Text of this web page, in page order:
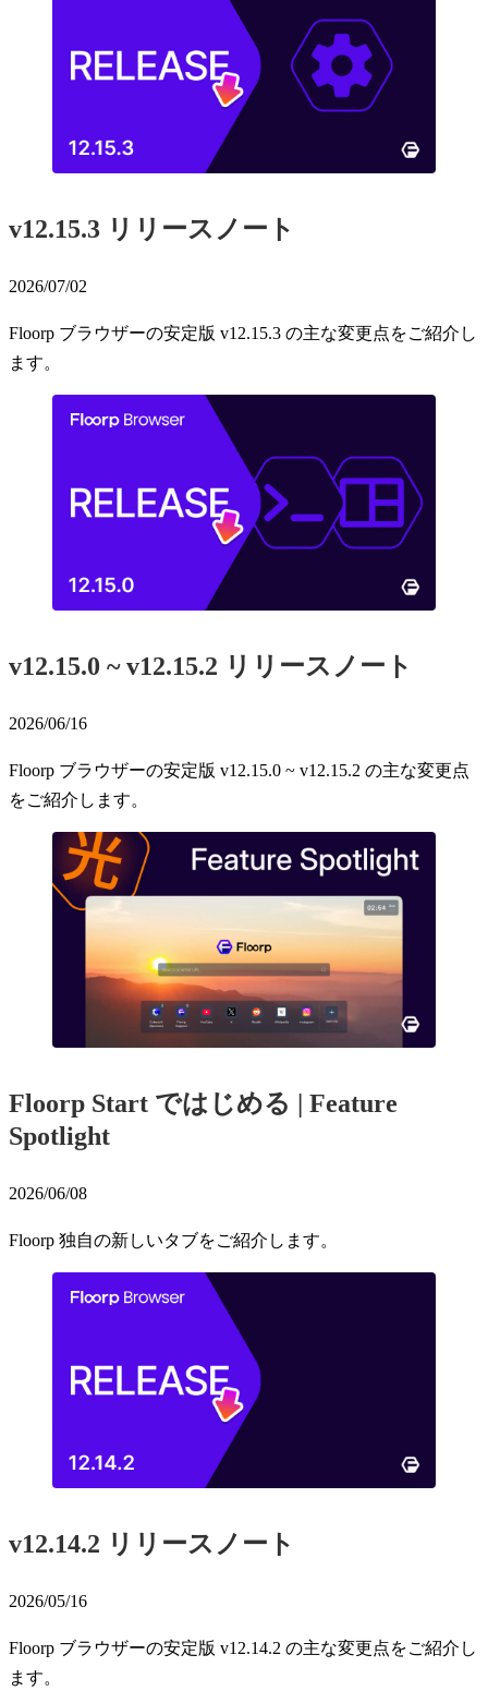
v12.15.3 リリースノート
2026/07/02
Floorp ブラウザーの安定版 v12.15.3 の主な変更点をご紹介し
ます。
v12.15.0 ~ v12.15.2 リリースノート
2026/06/16
Floorp ブラウザーの安定版 v12.15.0 ~ v12.15.2 の主な変更点
をご紹介します。
Floorp Start ではじめる | Feature
Spotlight
2026/06/08
Floorp 独自の新しいタブをご紹介します。
v12.14.2 リリースノート
2026/05/16
Floorp ブラウザーの安定版 v12.14.2 の主な変更点をご紹介し
ます。